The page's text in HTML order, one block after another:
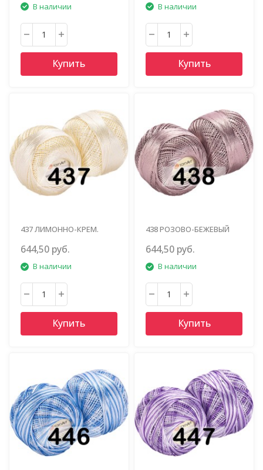
В наличии
Купить
В наличии
Купить
437 ЛИМОННО-КРЕМ.
644,50 руб.
В наличии
Купить
438 РОЗОВО-БЕЖЕВЫЙ
644,50 руб.
В наличии
Купить